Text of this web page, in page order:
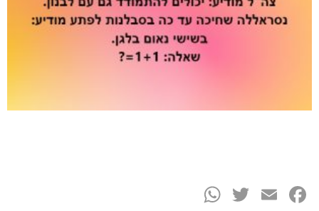
Facebook
Email
Twitter